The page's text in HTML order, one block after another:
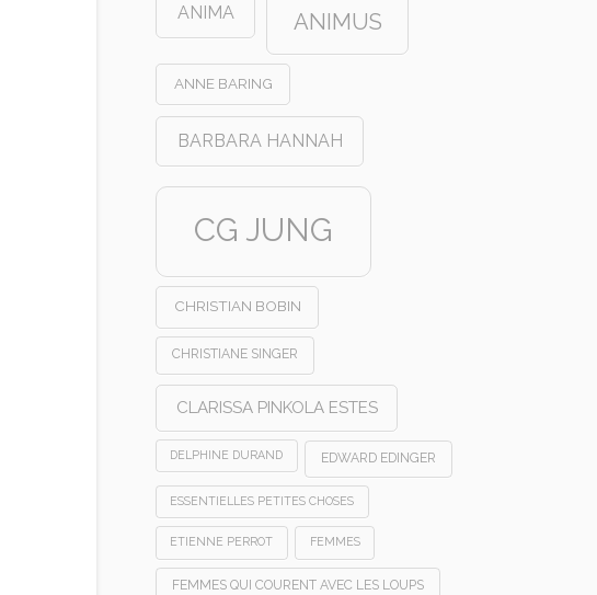
ANIMA ANIMUS
ANNE BARING
BARBARA HANNAH
CG JUNG
CHRISTIAN BOBIN
CHRISTIANE SINGER
CLARISSA PINKOLA ESTES
DELPHINE DURAND EDWARD EDINGER
ESSENTIELLES PETITES CHOSES
ETIENNE PERROT FEMMES
FEMMES QUI COURENT AVEC LES LOUPS